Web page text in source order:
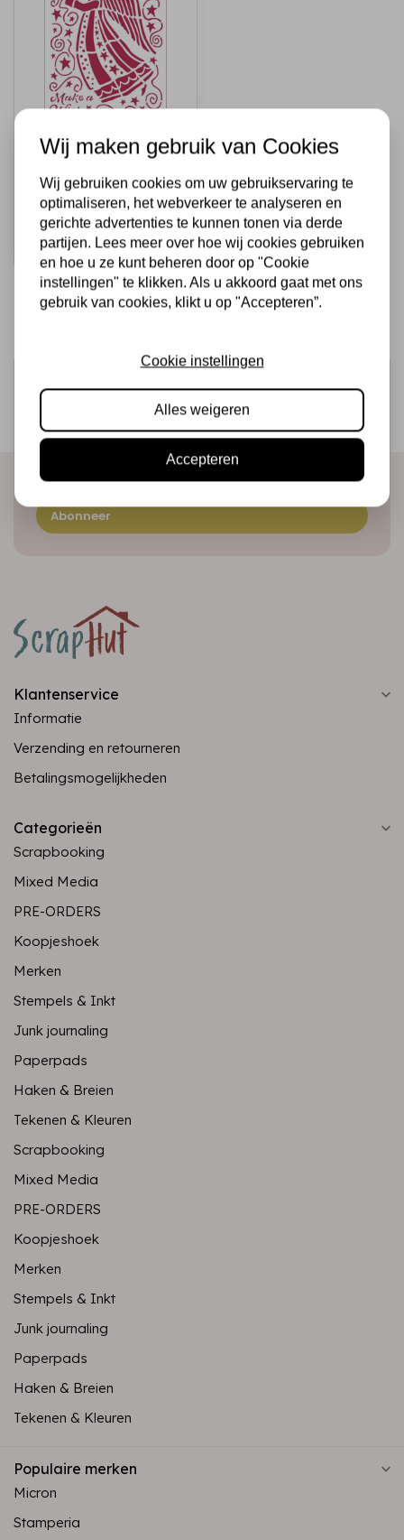
STAMPERIA
Stencil D cm. 20x15
Make a wish Angel
€3,95 Op voorraad
Snel toevoegen
Ontvang als eerste onze actie en nieuwe producten
direct in je mailbox!
Abonneer
Klantenservice
Informatie
Verzending en retourneren
Betalingsmogelijkheden
Categorieën
Scrapbooking
Mixed Media
PRE-ORDERS
Koopjeshoek
Merken
Stempels & Inkt
Junk journaling
Paperpads
Haken & Breien
Tekenen & Kleuren
Scrapbooking
Mixed Media
PRE-ORDERS
Koopjeshoek
Merken
Stempels & Inkt
Junk journaling
Paperpads
Haken & Breien
Tekenen & Kleuren
Populaire merken
Micron
Stamperia
Wij maken gebruik van Cookies
Wij gebruiken cookies om uw gebruikservaring te
optimaliseren, het webverkeer te analyseren en
gerichte advertenties te kunnen tonen via derde
partijen. Lees meer over hoe wij cookies gebruiken
en hoe u ze kunt beheren door op "Cookie
instellingen" te klikken. Als u akkoord gaat met ons
gebruik van cookies, klikt u op "Accepteren”.
Cookie instellingen
Alles weigeren
Accepteren